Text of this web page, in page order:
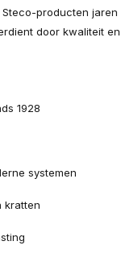
producten jaren
door kwaliteit en
1928
systemen
kratten